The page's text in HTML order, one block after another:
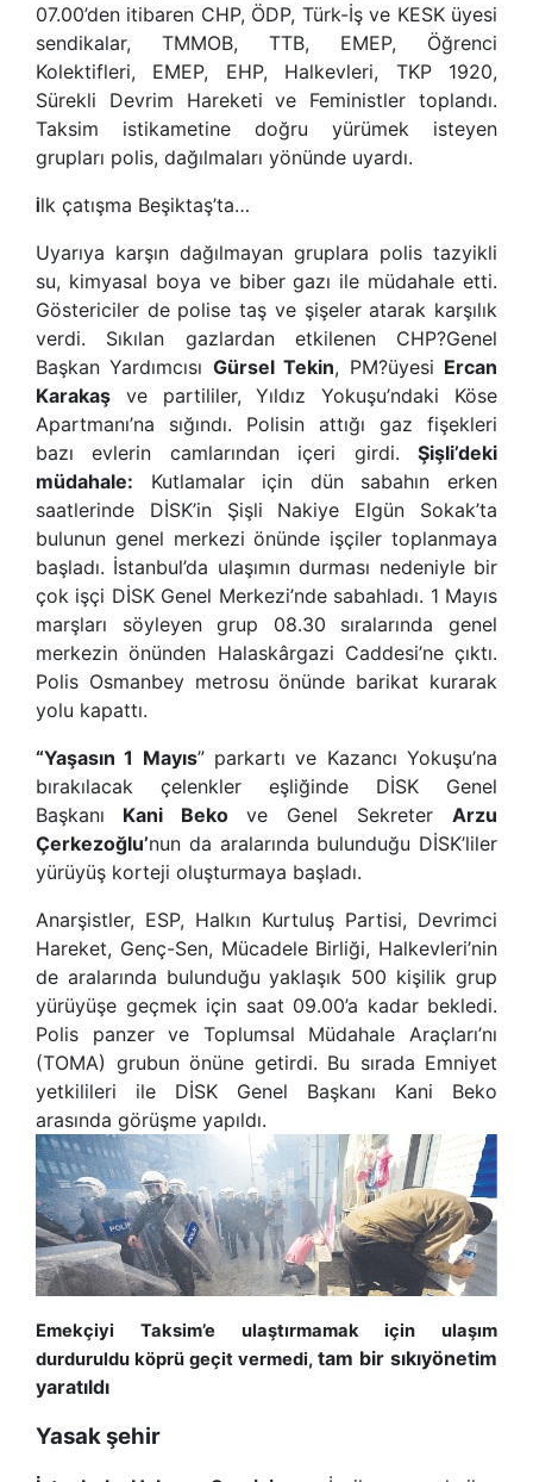
07.00’den itibaren CHP, ÖDP, Türk-İş ve KESK üyesi
sendikalar, TMMOB, TTB, EMEP, Öğrenci
Kolektifleri, EMEP, EHP, Halkevleri, TKP 1920,
Sürekli Devrim Hareketi ve Feministler toplandı.
Taksim istikametine doğru yürümek isteyen
grupları polis, dağılmaları yönünde uyardı.
İlk çatışma Beşiktaş’ta…
Uyarıya karşın dağılmayan gruplara polis tazyikli
su, kimyasal boya ve biber gazı ile müdahale etti.
Göstericiler de polise taş ve şişeler atarak karşılık
verdi. Sıkılan gazlardan etkilenen CHP?Genel
Başkan Yardımcısı Gürsel Tekin, PM?üyesi Ercan
Karakaş ve partililer, Yıldız Yokuşu’ndaki Köse
Apartmanı’na sığındı. Polisin attığı gaz fişekleri
bazı evlerin camlarından içeri girdi. Şişli’deki
müdahale: Kutlamalar için dün sabahın erken
saatlerinde DİSK’in Şişli Nakiye Elgün Sokak’ta
bulunun genel merkezi önünde işçiler toplanmaya
başladı. İstanbul’da ulaşımın durması nedeniyle bir
çok işçi DİSK Genel Merkezi’nde sabahladı. 1 Mayıs
marşları söyleyen grup 08.30 sıralarında genel
merkezin önünden Halaskârgazi Caddesi’ne çıktı.
Polis Osmanbey metrosu önünde barikat kurarak
yolu kapattı.
“Yaşasın 1 Mayıs” parkartı ve Kazancı Yokuşu’na
bırakılacak çelenkler eşliğinde DİSK Genel
Başkanı Kani Beko ve Genel Sekreter Arzu
Çerkezoğlu’nun da aralarında bulunduğu DİSK’liler
yürüyüş korteji oluşturmaya başladı.
Anarşistler, ESP, Halkın Kurtuluş Partisi, Devrimci
Hareket, Genç-Sen, Mücadele Birliği, Halkevleri’nin
de aralarında bulunduğu yaklaşık 500 kişilik grup
yürüyüşe geçmek için saat 09.00’a kadar bekledi.
Polis panzer ve Toplumsal Müdahale Araçları’nı
(TOMA) grubun önüne getirdi. Bu sırada Emniyet
yetkilileri ile DİSK Genel Başkanı Kani Beko
arasında görüşme yapıldı.
Emekçiyi Taksim’e ulaştırmamak için ulaşım
durduruldu köprü geçit vermedi, tam bir sıkıyönetim
yaratıldı
Yasak şehir